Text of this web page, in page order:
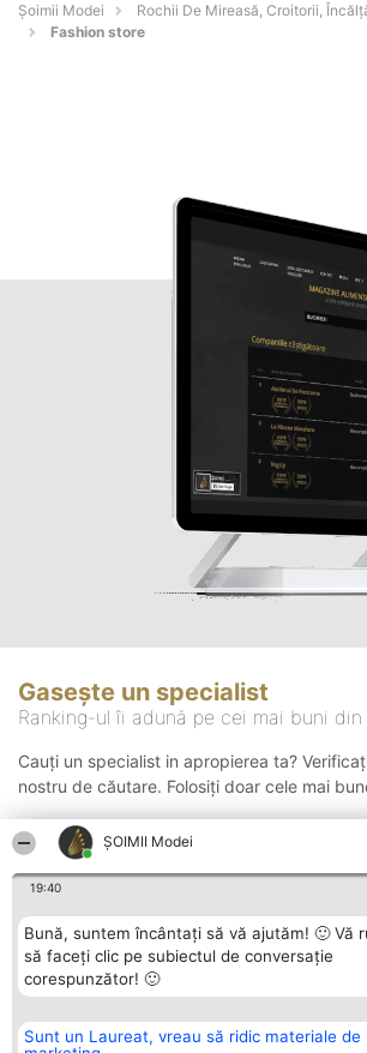
ȘOIMII Modei
19:40
Bună, suntem încântați să vă ajutăm! 🙂 Vă
să faceți clic pe subiectul de conversație
corespunzător! 🙂
Sunt un Laureat, vreau să ridic materiale de
Șoimii Modei
Rochii De Mireasă, Croitorii,
Fashion store
Gasește un specialist
Ranking-ul îi adună pe cei mai buni
Cauți un specialist in apropierea ta?
nostru de căutare. Folosiți doar cele mai
Organizator Ranking Plebiscyt